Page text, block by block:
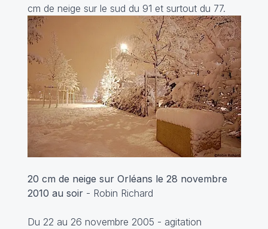
cm de neige sur le sud du 91 et surtout du 77.
20 cm de neige sur Orléans le 28 novembre
2010 au soir - Robin Richard
Du 22 au 26 novembre 2005 - agitation